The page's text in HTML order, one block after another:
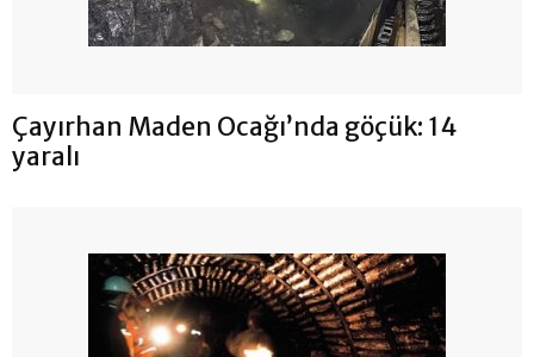
Çayırhan Maden Ocağı’nda göçük: 14
yaralı